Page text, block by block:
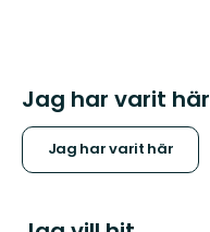
Jag har varit här
Jag har varit här